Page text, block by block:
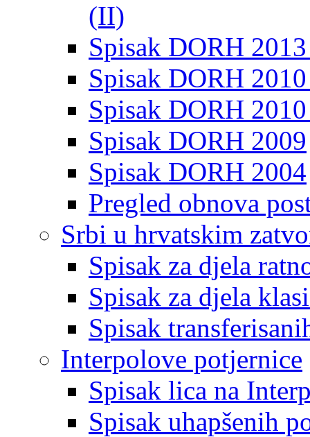
(II)
Spisak DORH
Spisak DORH
Spisak DORH
Spisak DORH 2009
Spisak DORH 2004
Pregled obnova
Srbi u hrvatskim
Spisak za djela
Spisak za djela
Spisak
Interpolove potjernice
Spisak lica na
Spisak uhapšenih